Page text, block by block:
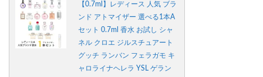
【0.7ml】レディース 人気 ブラ
ンド アトマイザー 選べる1本A
セット 0.7ml 香水 お試し シャ
ネル クロエ ジルスチュアート
グッチ ランバン フェラガモ キ
ャロライナヘレラ YSL ゲラン